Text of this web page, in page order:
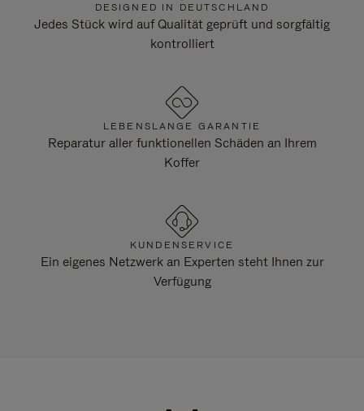
DESIGNED IN DEUTSCHLAND
Jedes Stück wird auf Qualität geprüft und sorgfältig
kontrolliert
LEBENSLANGE GARANTIE
Reparatur aller funktionellen Schäden an Ihrem
Koffer
KUNDENSERVICE
Ein eigenes Netzwerk an Experten steht Ihnen zur
Verfügung